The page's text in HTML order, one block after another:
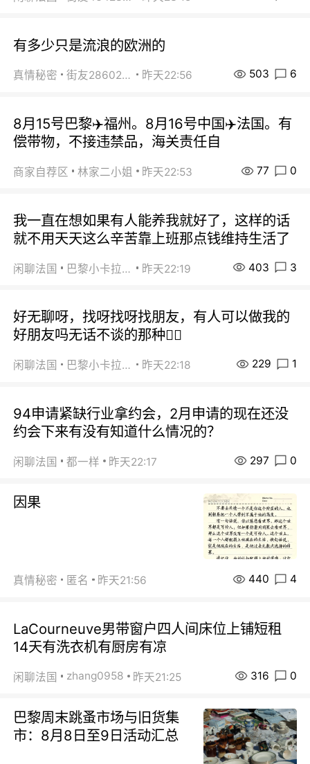
有多少只是流浪的欧洲的
真情秘密 街友28602925 昨天22:56 503 6
8月15号巴黎✈️福州。8月16号中国✈️法国。有
偿带物，不接违禁品，海关责任自
商家自荐区 林家二小姐 昨天22:53 77 0
我一直在想如果有人能养我就好了，这样的话
就不用天天这么辛苦靠上班那点钱维持生活了
闲聊法国 巴黎小卡拉咪 昨天22:19 403 3
好无聊呀，找呀找呀找朋友，有人可以做我的
好朋友吗无话不谈的那种😮‍💨
闲聊法国 巴黎小卡拉咪 昨天22:18 229 1
94申请紧缺行业拿约会，2月申请的现在还没
约会下来有没有知道什么情况的？
闲聊法国 都一样 昨天22:17 297 0
因果
真情秘密 匿名 昨天21:56 440 4
LaCourneuve男带窗户四人间床位上铺短租
14天有洗衣机有厨房有凉
闲聊法国 zhang0958 昨天21:25 316 0
巴黎周末跳蚤市场与旧货集
市：8月8日至9日活动汇总